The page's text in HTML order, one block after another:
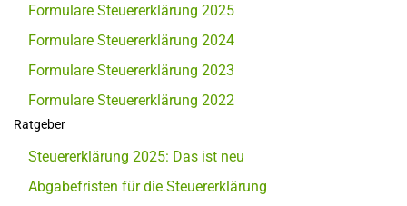
Formulare Steuererklärung 2025
Formulare Steuererklärung 2024
Formulare Steuererklärung 2023
Formulare Steuererklärung 2022
Ratgeber
Steuererklärung 2025: Das ist neu
Abgabefristen für die Steuererklärung